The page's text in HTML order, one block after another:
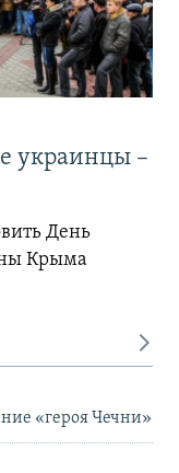
украинцы –
День
Крыма
«героя Чечни»